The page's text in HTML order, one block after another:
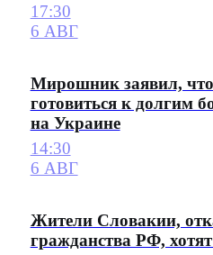
17:30
6 АВГ
Мирошник заявил,
готовиться к долгим
на Украине
14:30
6 АВГ
Жители Словакии,
гражданства РФ, хотят